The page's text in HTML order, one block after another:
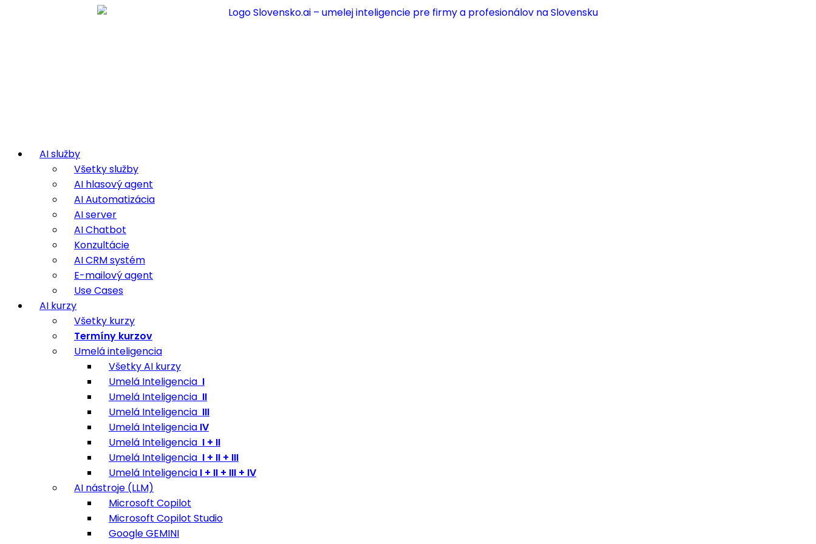
AI služby
Všetky služby
AI hlasový agent
AI Automatizácia
AI server
AI Chatbot
Konzultácie
AI CRM systém
E-mailový agent
Use Cases
AI kurzy
Všetky kurzy
Termíny kurzov
Umelá inteligencia
Všetky AI kurzy
Umelá Inteligencia I
Umelá Inteligencia II
Umelá Inteligencia III
Umelá Inteligencia IV
Umelá Inteligencia I + II
Umelá Inteligencia I + II + III
Umelá Inteligencia I + II + III + IV
AI nástroje (LLM)
Microsoft Copilot
Microsoft Copilot Studio
Google GEMINI